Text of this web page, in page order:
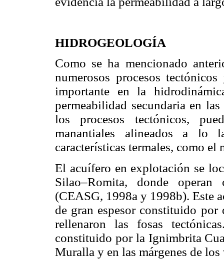
HIDROGEOLOGÍA
Como se ha mencionado
numerosos procesos
importante en la
permeabilidad secundaria en
los procesos tectónicos,
manantiales alineados a lo
características termales, como
El acuífero en explotación se
Silao–Romita, donde
(CEASG, 1998a y 1998b). Este
de gran espesor constituido
rellenaron las fosas
constituido por la Ignimbrita
Muralla y en las márgenes de